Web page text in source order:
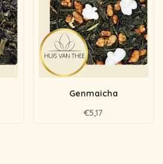
Genmaicha
€5,17